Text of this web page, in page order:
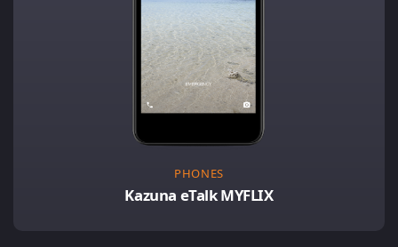
PHONES
Kazuna eTalk MYFLIX